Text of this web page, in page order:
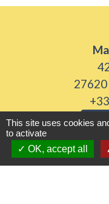
27620
This site uses cookies
to activate
OK, accept all